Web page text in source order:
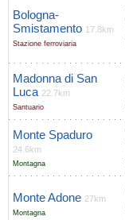
Bologna-
Smistamento 17.8km
Stazione ferroviaria
Madonna di San
Luca 22.7km
Santuario
Monte Spaduro
24.6km
Montagna
Monte Adone 27km
Montagna